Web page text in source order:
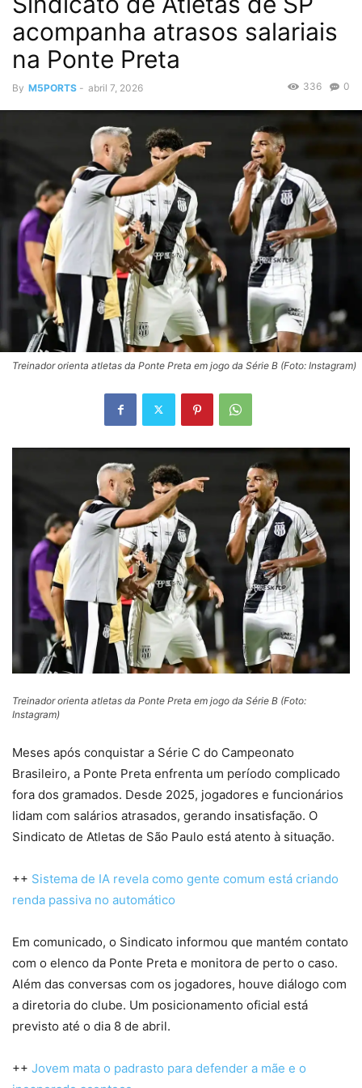
acompanha atrasos salariais
na Ponte Preta
By M5PORTS - abril 7, 2026 0
336
Treinador orienta atletas da Ponte Preta em jogo da Série B (Foto: Instagram)
Treinador orienta atletas da Ponte Preta em jogo da Série B (Foto:
Instagram)
Meses após conquistar a Série C do Campeonato
Brasileiro, a Ponte Preta enfrenta um período complicado
fora dos gramados. Desde 2025, jogadores e funcionários
lidam com salários atrasados, gerando insatisfação. O
Sindicato de Atletas de São Paulo está atento à situação.
++ Sistema de IA revela como gente comum está criando
renda passiva no automático
Em comunicado, o Sindicato informou que mantém contato
com o elenco da Ponte Preta e monitora de perto o caso.
Além das conversas com os jogadores, houve diálogo com
a diretoria do clube. Um posicionamento oficial está
previsto até o dia 8 de abril.
++ Jovem mata o padrasto para defender a mãe e o